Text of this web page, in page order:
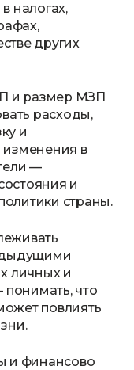
налогах,
других
и размер МЗП
расходы,
и
изменения в
—
и
страны.
личных и
понимать, что
повлиять
и финансово